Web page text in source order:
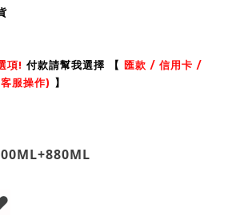
項! 付款請幫我選擇 【 匯款 / 信用卡 /
服操作) 】
880ML